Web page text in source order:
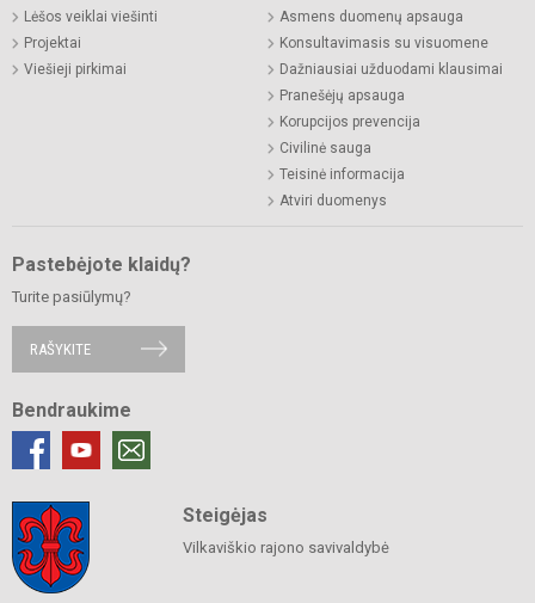
Lėšos veiklai viešinti
Projektai
Viešieji pirkimai
Asmens duomenų apsauga
Konsultavimasis su visuomene
Dažniausiai užduodami klausimai
Pranešėjų apsauga
Korupcijos prevencija
Civilinė sauga
Teisinė informacija
Atviri duomenys
Pastebėjote klaidų?
Turite pasiūlymų?
RAŠYKITE
Bendraukime
Steigėjas
Vilkaviškio rajono savivaldybė